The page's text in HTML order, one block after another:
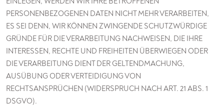
PERSONENBEZOGENEN DATEN NICHT MEHR VERARBEITEN,
ES SEI DENN, WIR KÖNNEN ZWINGENDE SCHUTZWÜRDIGE
GRÜNDE FÜR DIE VERARBEITUNG NACHWEISEN, DIE IHRE
INTERESSEN, RECHTE UND FREIHEITEN ÜBERWIEGEN ODER
DIE VERARBEITUNG DIENT DER GELTENDMACHUNG,
AUSÜBUNG ODER VERTEIDIGUNG VON
RECHTSANSPRÜCHEN (WIDERSPRUCH NACH ART. 21 ABS. 1
DSGVO).